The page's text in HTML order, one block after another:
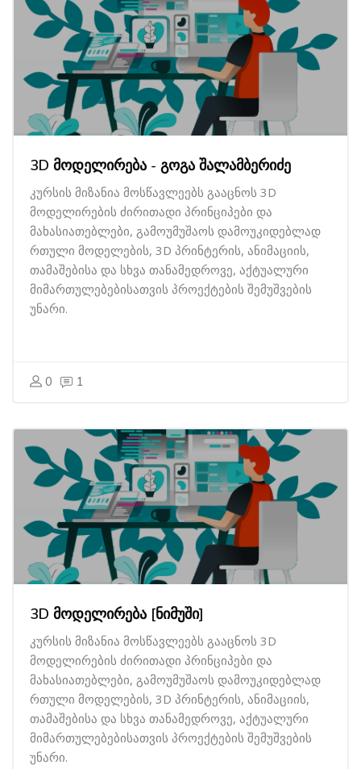
3D მოდელირება - გოგა შალამბერიძე
კურსის მიზანია მოსწავლეებს გააცნოს 3D
მოდელირების ძირითადი პრინციპები და
მახასიათებლები, გამოუმუშაოს დამოუკიდებლად
რთული მოდელების, 3D პრინტერის, ანიმაციის,
თამაშებისა და სხვა თანამედროვე, აქტუალური
მიმართულებებისათვის პროექტების შემუშვების
უნარი.
0 1
3D მოდელირება [ნიმუში]
კურსის მიზანია მოსწავლეებს გააცნოს 3D
მოდელირების ძირითადი პრინციპები და
მახასიათებლები, გამოუმუშაოს დამოუკიდებლად
რთული მოდელების, 3D პრინტერის, ანიმაციის,
თამაშებისა და სხვა თანამედროვე, აქტუალური
მიმართულებებისათვის პროექტების შემუშვების
უნარი.